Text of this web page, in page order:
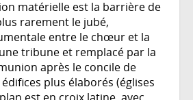
matérielle est la barrière de
rarement le jubé,
entre le chœur et la
tribune et remplacé par la
après le concile de
plus élaborés (églises